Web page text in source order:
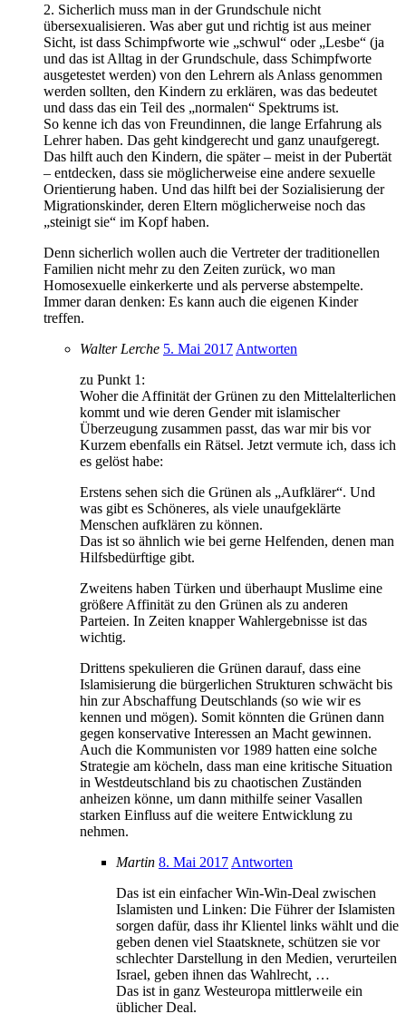
2. Sicherlich muss man in der Grundschule nicht
übersexualisieren. Was aber gut und richtig ist aus meiner
Sicht, ist dass Schimpfworte wie „schwul“ oder „Lesbe“ (ja
und das ist Alltag in der Grundschule, dass Schimpfworte
ausgetestet werden) von den Lehrern als Anlass genommen
werden sollten, den Kindern zu erklären, was das bedeutet
und dass das ein Teil des „normalen“ Spektrums ist.
So kenne ich das von Freundinnen, die lange Erfahrung als
Lehrer haben. Das geht kindgerecht und ganz unaufgeregt.
Das hilft auch den Kindern, die später – meist in der Pubertät
– entdecken, dass sie möglicherweise eine andere sexuelle
Orientierung haben. Und das hilft bei der Sozialisierung der
Migrationskinder, deren Eltern möglicherweise noch das
„steinigt sie“ im Kopf haben.
Denn sicherlich wollen auch die Vertreter der traditionellen
Familien nicht mehr zu den Zeiten zurück, wo man
Homosexuelle einkerkerte und als perverse abstempelte.
Immer daran denken: Es kann auch die eigenen Kinder
treffen.
Walter Lerche 5. Mai 2017 Antworten
zu Punkt 1:
Woher die Affinität der Grünen zu den Mittelalterlichen
kommt und wie deren Gender mit islamischer
Überzeugung zusammen passt, das war mir bis vor
Kurzem ebenfalls ein Rätsel. Jetzt vermute ich, dass ich
es gelöst habe:
Erstens sehen sich die Grünen als „Aufklärer“. Und
was gibt es Schöneres, als viele unaufgeklärte
Menschen aufklären zu können.
Das ist so ähnlich wie bei gerne Helfenden, denen man
Hilfsbedürftige gibt.
Zweitens haben Türken und überhaupt Muslime eine
größere Affinität zu den Grünen als zu anderen
Parteien. In Zeiten knapper Wahlergebnisse ist das
wichtig.
Drittens spekulieren die Grünen darauf, dass eine
Islamisierung die bürgerlichen Strukturen schwächt bis
hin zur Abschaffung Deutschlands (so wie wir es
kennen und mögen). Somit könnten die Grünen dann
gegen konservative Interessen an Macht gewinnen.
Auch die Kommunisten vor 1989 hatten eine solche
Strategie am köcheln, dass man eine kritische Situation
in Westdeutschland bis zu chaotischen Zuständen
anheizen könne, um dann mithilfe seiner Vasallen
starken Einfluss auf die weitere Entwicklung zu
nehmen.
Martin 8. Mai 2017 Antworten
Das ist ein einfacher Win-Win-Deal zwischen
Islamisten und Linken: Die Führer der Islamisten
sorgen dafür, dass ihr Klientel links wählt und die
geben denen viel Staatsknete, schützen sie vor
schlechter Darstellung in den Medien, verurteilen
Israel, geben ihnen das Wahlrecht, …
Das ist in ganz Westeuropa mittlerweile ein
üblicher Deal.